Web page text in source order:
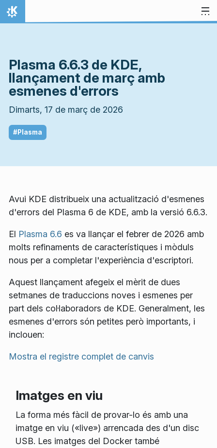
Salta al contingut
Inici
Plasma 6.6.3 de KDE,
llançament de març amb
esmenes d'errors
Dimarts, 17 de març de 2026
#Plasma
Avui KDE distribueix una actualització d'esmenes
d'errors del Plasma 6 de KDE, amb la versió 6.6.3.
El Plasma 6.6 es va llançar el febrer de 2026 amb
molts refinaments de característiques i mòduls
nous per a completar l'experiència d'escriptori.
Aquest llançament afegeix el mèrit de dues
setmanes de traduccions noves i esmenes per
part dels col·laboradors de KDE. Generalment, les
esmenes d'errors són petites però importants, i
inclouen:
Mostra el registre complet de canvis
Imatges en viu
La forma més fàcil de provar-lo és amb una
imatge en viu («live») arrencada des d'un disc
USB. Les imatges del Docker també